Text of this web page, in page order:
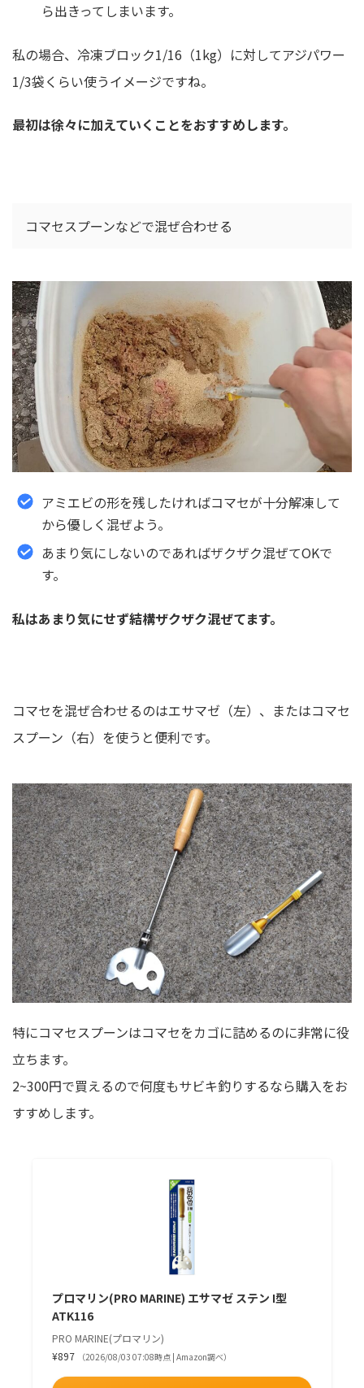
ら出きってしまいます。
私の場合、冷凍ブロック1/16（1kg）に対してアジパワー
1/3袋くらい使うイメージですね。
最初は徐々に加えていくことをおすすめします。
コマセスプーンなどで混ぜ合わせる
アミエビの形を残したければコマセが十分解凍して
から優しく混ぜよう。
あまり気にしないのであればザクザク混ぜてOKで
す。
私はあまり気にせず結構ザクザク混ぜてます。
コマセを混ぜ合わせるのはエサマゼ（左）、またはコマセ
スプーン（右）を使うと便利です。
特にコマセスプーンはコマセをカゴに詰めるのに非常に役
立ちます。
2~300円で買えるので何度もサビキ釣りするなら購入をお
すすめします。
プロマリン(PRO MARINE) エサマゼ ステン I型
ATK116
PRO MARINE(プロマリン)
¥897
（2026/08/03 07:08時点 | Amazon調べ）